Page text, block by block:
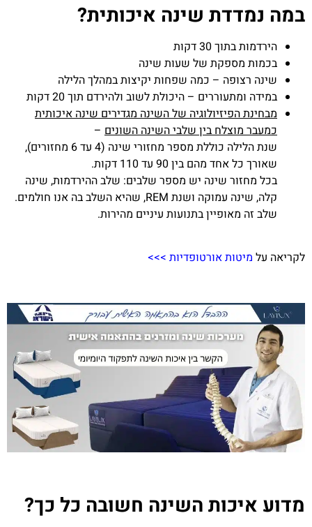
במה נמדדת שינה איכותית?
הירדמות בתוך 30 דקות
בכמות מספקת של שעות שינה
שינה רצופה – כמה שפחות יקיצות במהלך הלילה
במידה ומתעוררים – היכולת לשוב ולהירדם תוך 20 דקות
מבחינת הפיזיולוגיה של השינה מגדירים שינה איכותית
כמעבר מוצלח בין שלבי השינה השונים –
שנת הלילה כוללת מספר מחזורי שינה (4 עד 6 מחזורים),
שאורך כל אחד מהם בין 90 עד 110 דקות.
בכל מחזור שינה יש מספר שלבים: שלב ההירדמות, שינה
קלה, שינה עמוקה ושנת REM, שהיא השלב בה אנו חולמים.
שלב זה מאופיין בתנועות עיניים מהירות.
לקריאה על מיטות אורטופדיות >>>
מדוע איכות השינה חשובה כל כך?